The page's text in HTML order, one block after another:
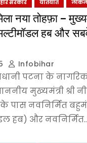
सरकार यातयात लोकल
नया तोहफ़ा –
हब और
Infobihar
पटना के
मुख्यमंत्री श्री
पास नवनिर्मित
हब) और